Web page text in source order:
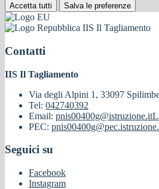
Accetta tutti Salva le preferenze
IIS Il Tagliamento
Contatti
IIS Il Tagliamento
Via degli Alpini 1, 33097
Tel: 042740392
Email: pnis00400g@istruzione.it
PEC:
Seguici su
Facebook
Instagram